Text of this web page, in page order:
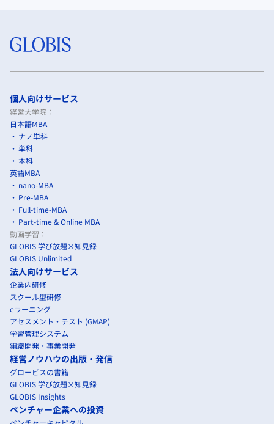
個人向けサービス
経営大学院：
日本語MBA
ナノ単科
単科
本科
英語MBA
nano-MBA
Pre-MBA
Full-time-MBA
Part-time & Online MBA
動画学習：
GLOBIS 学び放題×知見録
GLOBIS Unlimited
法人向けサービス
企業内研修
スクール型研修
eラーニング
アセスメント・テスト (GMAP)
学習管理システム
組織開発・事業開発
経営ノウハウの出版・発信
グロービスの書籍
GLOBIS 学び放題×知見録
GLOBIS Insights
ベンチャー企業への投資